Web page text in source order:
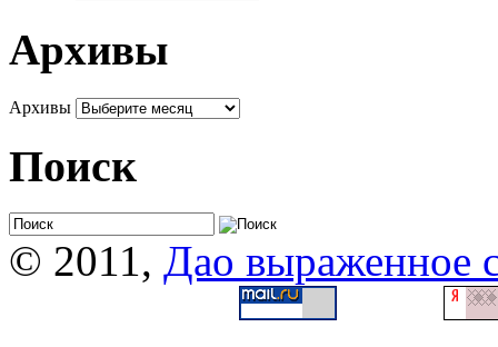
Архивы
Архивы
Поиск
© 2011, Дао выраженное